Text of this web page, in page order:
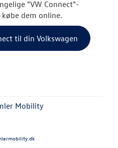
"VW Connect"-
dem online.
til din Volkswagen
Mobility